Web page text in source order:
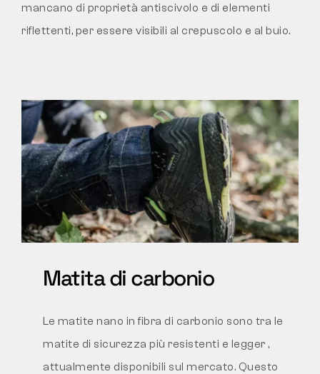
mancano di proprietà antiscivolo e di elementi
riflettenti, per essere visibili al crepuscolo e al buio.
Matita di carbonio
Le matite nano in fibra di carbonio sono tra le
matite di sicurezza più resistenti e legger ,
attualmente disponibili sul mercato. Questo